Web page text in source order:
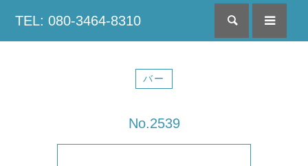
TEL: 080-3464-8310 検索
バー
No.2539